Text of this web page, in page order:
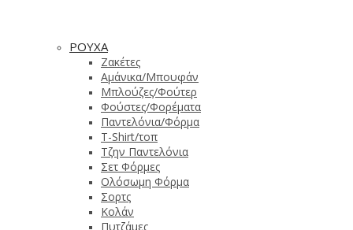
ΡΟΥΧΑ
Ζακέτες
Αμάνικα/Μπουφάν
Μπλούζες/Φούτερ
Φούστες/Φορέματα
Παντελόνια/Φόρμα
T-Shirt/τοπ
Τζην Παντελόνια
Σετ Φόρμες
Ολόσωμη Φόρμα
Σορτς
Κολάν
Πυτζάμες